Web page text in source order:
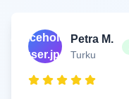
/placeholder-
user.jpg
Petra M.
Turku